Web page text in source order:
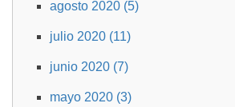
agosto 2020 (5)
julio 2020 (11)
junio 2020 (7)
mayo 2020 (3)